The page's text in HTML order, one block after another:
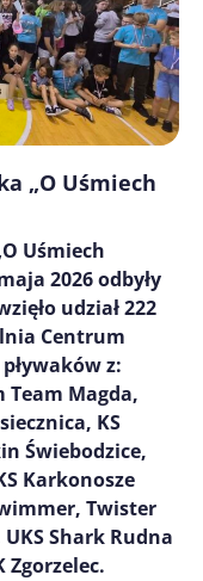
„O Uśmiech
Uśmiech
2026 odbyły
udział 222
Centrum
z:
Team Magda,
KS
Świebodzice,
Karkonosze
Twister
Shark Rudna
Zgorzelec.